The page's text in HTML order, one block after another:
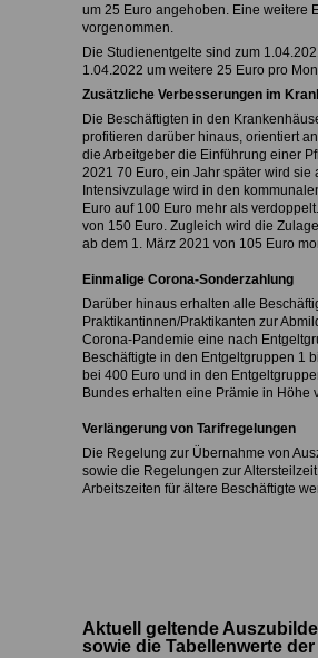
um 25 Euro angehoben. Eine weitere
vorgenommen.
Die Studienentgelte sind zum
1.04.2022 um weitere 25 Euro pro
Zusätzliche Verbesserungen im
Die Beschäftigten in den
profitieren darüber hinaus, orientiert
die Arbeitgeber die Einführung einer
2021 70 Euro, ein Jahr später wird
Intensivzulage wird in den
Euro auf 100 Euro mehr als
von 150 Euro. Zugleich wird die
ab dem 1. März 2021 von 105 Euro
Einmalige Corona-Sonderzahlung
Darüber hinaus erhalten alle
Praktikantinnen/Praktikanten zur
Corona-Pandemie eine nach
Beschäftigte in den Entgeltgruppen 1
bei 400 Euro und in den
Bundes erhalten eine Prämie in Höhe
Verlängerung von Tarifregelungen
Die Regelung zur Übernahme von
sowie die Regelungen zur
Arbeitszeiten für ältere Beschäftigte
Aktuell geltende
sowie die Tabellenwerte